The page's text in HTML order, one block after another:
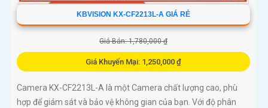
KBVISION KX-CF2213L-A GIÁ RẺ
Giá Bán: 1,780,000 ₫
Giá Khuyến Mại: 1,250,000 ₫
Camera KX-CF2213L-A là một Camera chất lượng cao, phù
hợp để giám sát và bảo vệ không gian của bạn. Với độ phân